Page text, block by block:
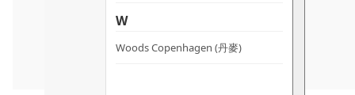
W
Woods Copenhagen (丹麥)